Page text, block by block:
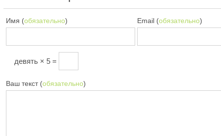
Имя (обязательно) Email (обязательно)
девять × 5 =
Ваш текст (обязательно)